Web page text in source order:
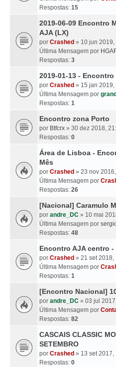
Respostas: 15
2019-06-09 Encontro
AJA (LX)
por Crashed » 10 jun 2019,
Última Mensagem por
Respostas: 3
2019-01-13 -
por Crashed » 15 jan 2019,
Última Mensagem por
Respostas: 1
Encontro zona Porto
por Btfcrx » 30 dez 2018,
Respostas: 0
Área de Lisboa -
Mês
por Crashed » 23 nov
Última Mensagem por
Respostas: 26
[Nacional] Caramulo
por andre_DC » 10 mai
Última Mensagem por
Respostas: 48
Encontro AJA centro
por Crashed » 21 set 2018,
Última Mensagem por
Respostas: 1
[Encontro Nacional]
por andre_DC » 03 jul
Última Mensagem por
Respostas: 82
CASCAIS CLASSIC
SETEMBRO
por Crashed » 13 set 2017,
Respostas: 0